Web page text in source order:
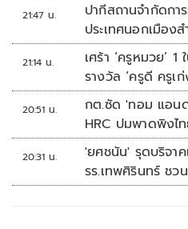
21:47 น.
ปากีสถานจำกัดกา
ประเทศนอกเมือง
21:14 น.
เศร้า ‘ครูหมวย’
รางวัล ‘ครูดี ครูเก่
20:51 น.
กต.ซัด 'ทอม แอน
HRC ปมพาดพิงไ
20:31 น.
'ยศชนัน' รุดบริจา
รร.เทพศิรินทร์ ชว